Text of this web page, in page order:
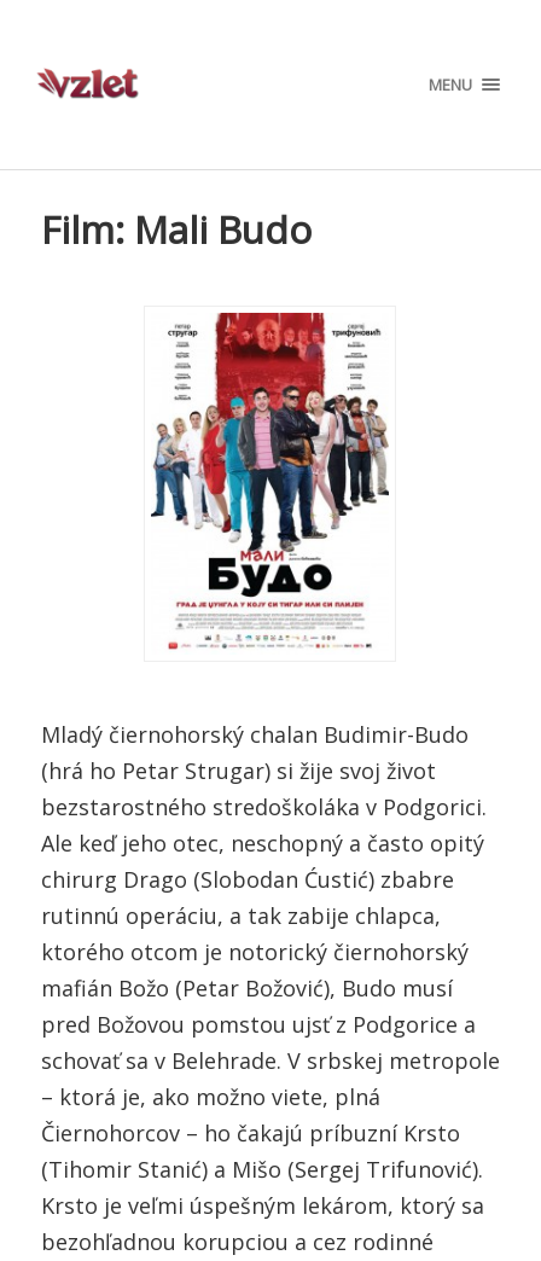
MENU
Film: Mali Budo
Mladý čiernohorský chalan Budimir-Budo
(hrá ho Petar Strugar) si žije svoj život
bezstarostného stredoškoláka v Podgorici.
Ale keď jeho otec, neschopný a často opitý
chirurg Drago (Slobodan Ćustić) zbabre
rutinnú operáciu, a tak zabije chlapca,
ktorého otcom je notorický čiernohorský
mafián Božo (Petar Božović), Budo musí
pred Božovou pomstou ujsť z Podgorice a
schovať sa v Belehrade. V srbskej metropole
– ktorá je, ako možno viete, plná
Čiernohorcov – ho čakajú príbuzní Krsto
(Tihomir Stanić) a Mišo (Sergej Trifunović).
Krsto je veľmi úspešným lekárom, ktorý sa
bezohľadnou korupciou a cez rodinné